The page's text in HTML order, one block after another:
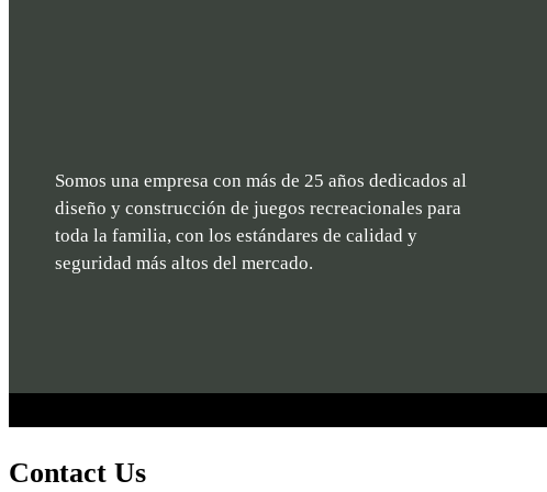
Somos una empresa con más de 25 años dedicados al
diseño y construcción de juegos recreacionales para
toda la familia, con los estándares de calidad y
seguridad más altos del mercado.
Contact Us